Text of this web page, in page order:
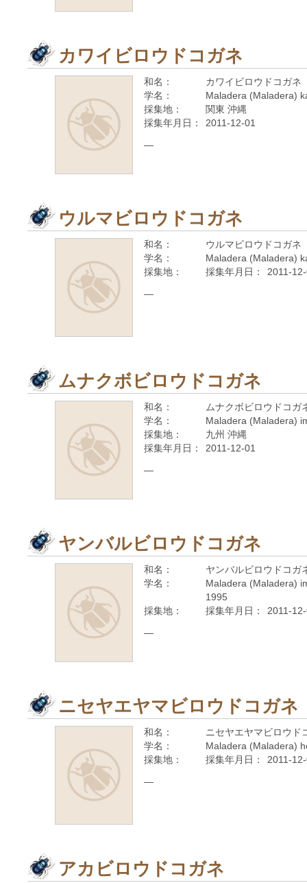
カワイビロウドコガネ
和名：
カワイビロウドコガネ
学名：
Maladera (Maladera)
採集地：
関東 沖縄
採集年月日：
2011-12-01
—
ウルマビロウドコガネ
和名：
ウルマビロウドコガネ
学名：
Maladera (Maladera)
採集地：
採集年月日： 2011-
—
ムナクボビロウドコガネ
和名：
ムナクボビロウドコガ
学名：
Maladera (Maladera)
採集地：
九州 沖縄
採集年月日：
2011-12-01
—
ヤンバルビロウドコガネ
和名：
ヤンバルビロウドコガ
学名：
Maladera (Maladera)
1995
採集地：
採集年月日： 2011-
—
ニセヤエヤマビロウドコガネ
和名：
ニセヤエヤマビロウド
学名：
Maladera (Maladera)
採集地：
採集年月日： 2011-
—
アカビロウドコガネ